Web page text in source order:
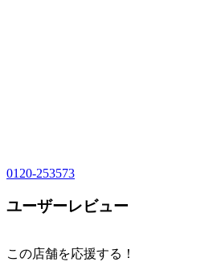
0120-253573
ユーザーレビュー
この店舗を応援する！